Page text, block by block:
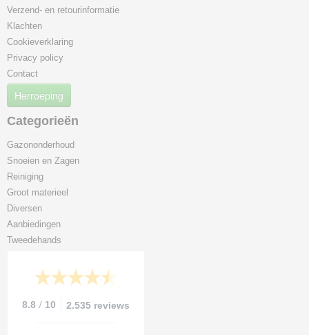
Verzend- en retourinformatie
Klachten
Cookieverklaring
Privacy policy
Contact
Herroeping
Categorieën
Gazononderhoud
Snoeien en Zagen
Reiniging
Groot materieel
Diversen
Aanbiedingen
Tweedehands
8.8 / 10 2.535 reviews